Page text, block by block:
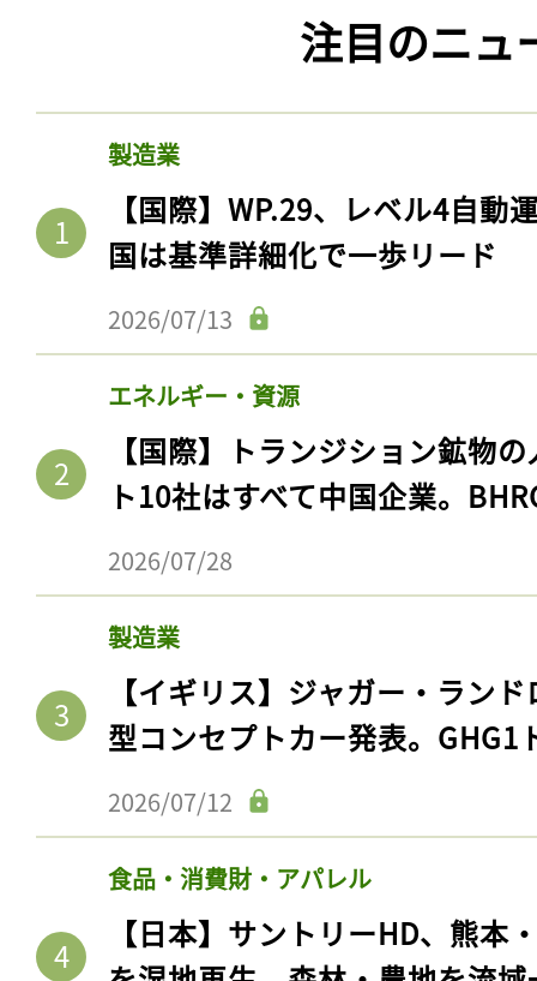
注目のニュ
製造業
【国際】WP.29、レベル4自動
国は基準詳細化で一歩リード
2026/07/13
エネルギー・資源
【国際】トランジション鉱物
ト10社はすべて中国企業。
2026/07/28
製造業
【イギリス】ジャガー・ラン
型コンセプトカー発表。GHG1
2026/07/12
食品・消費財・アパレル
【日本】サントリーHD、熊本